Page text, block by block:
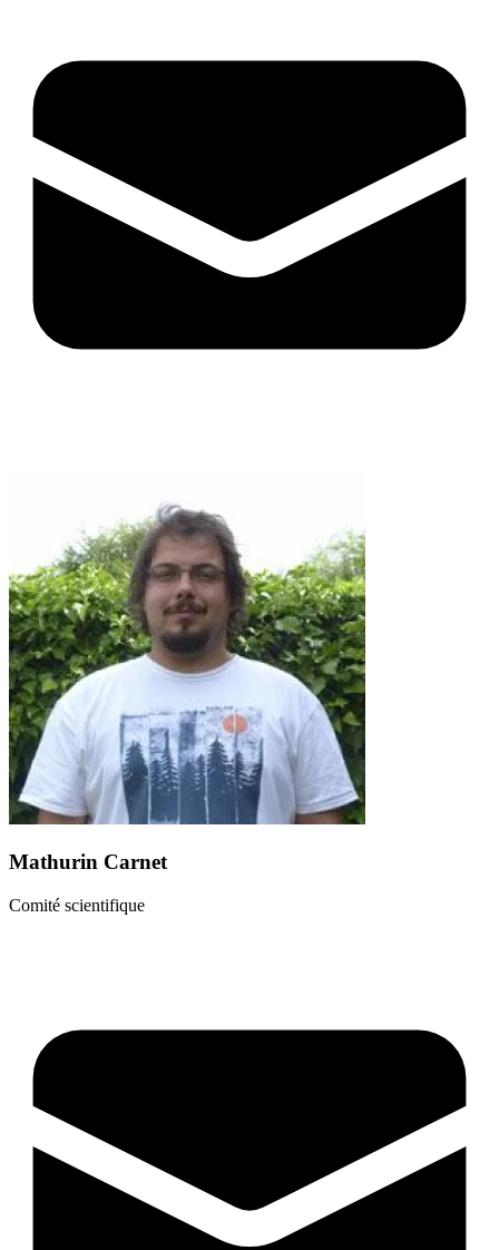
Mathurin Carnet
Comité scientifique